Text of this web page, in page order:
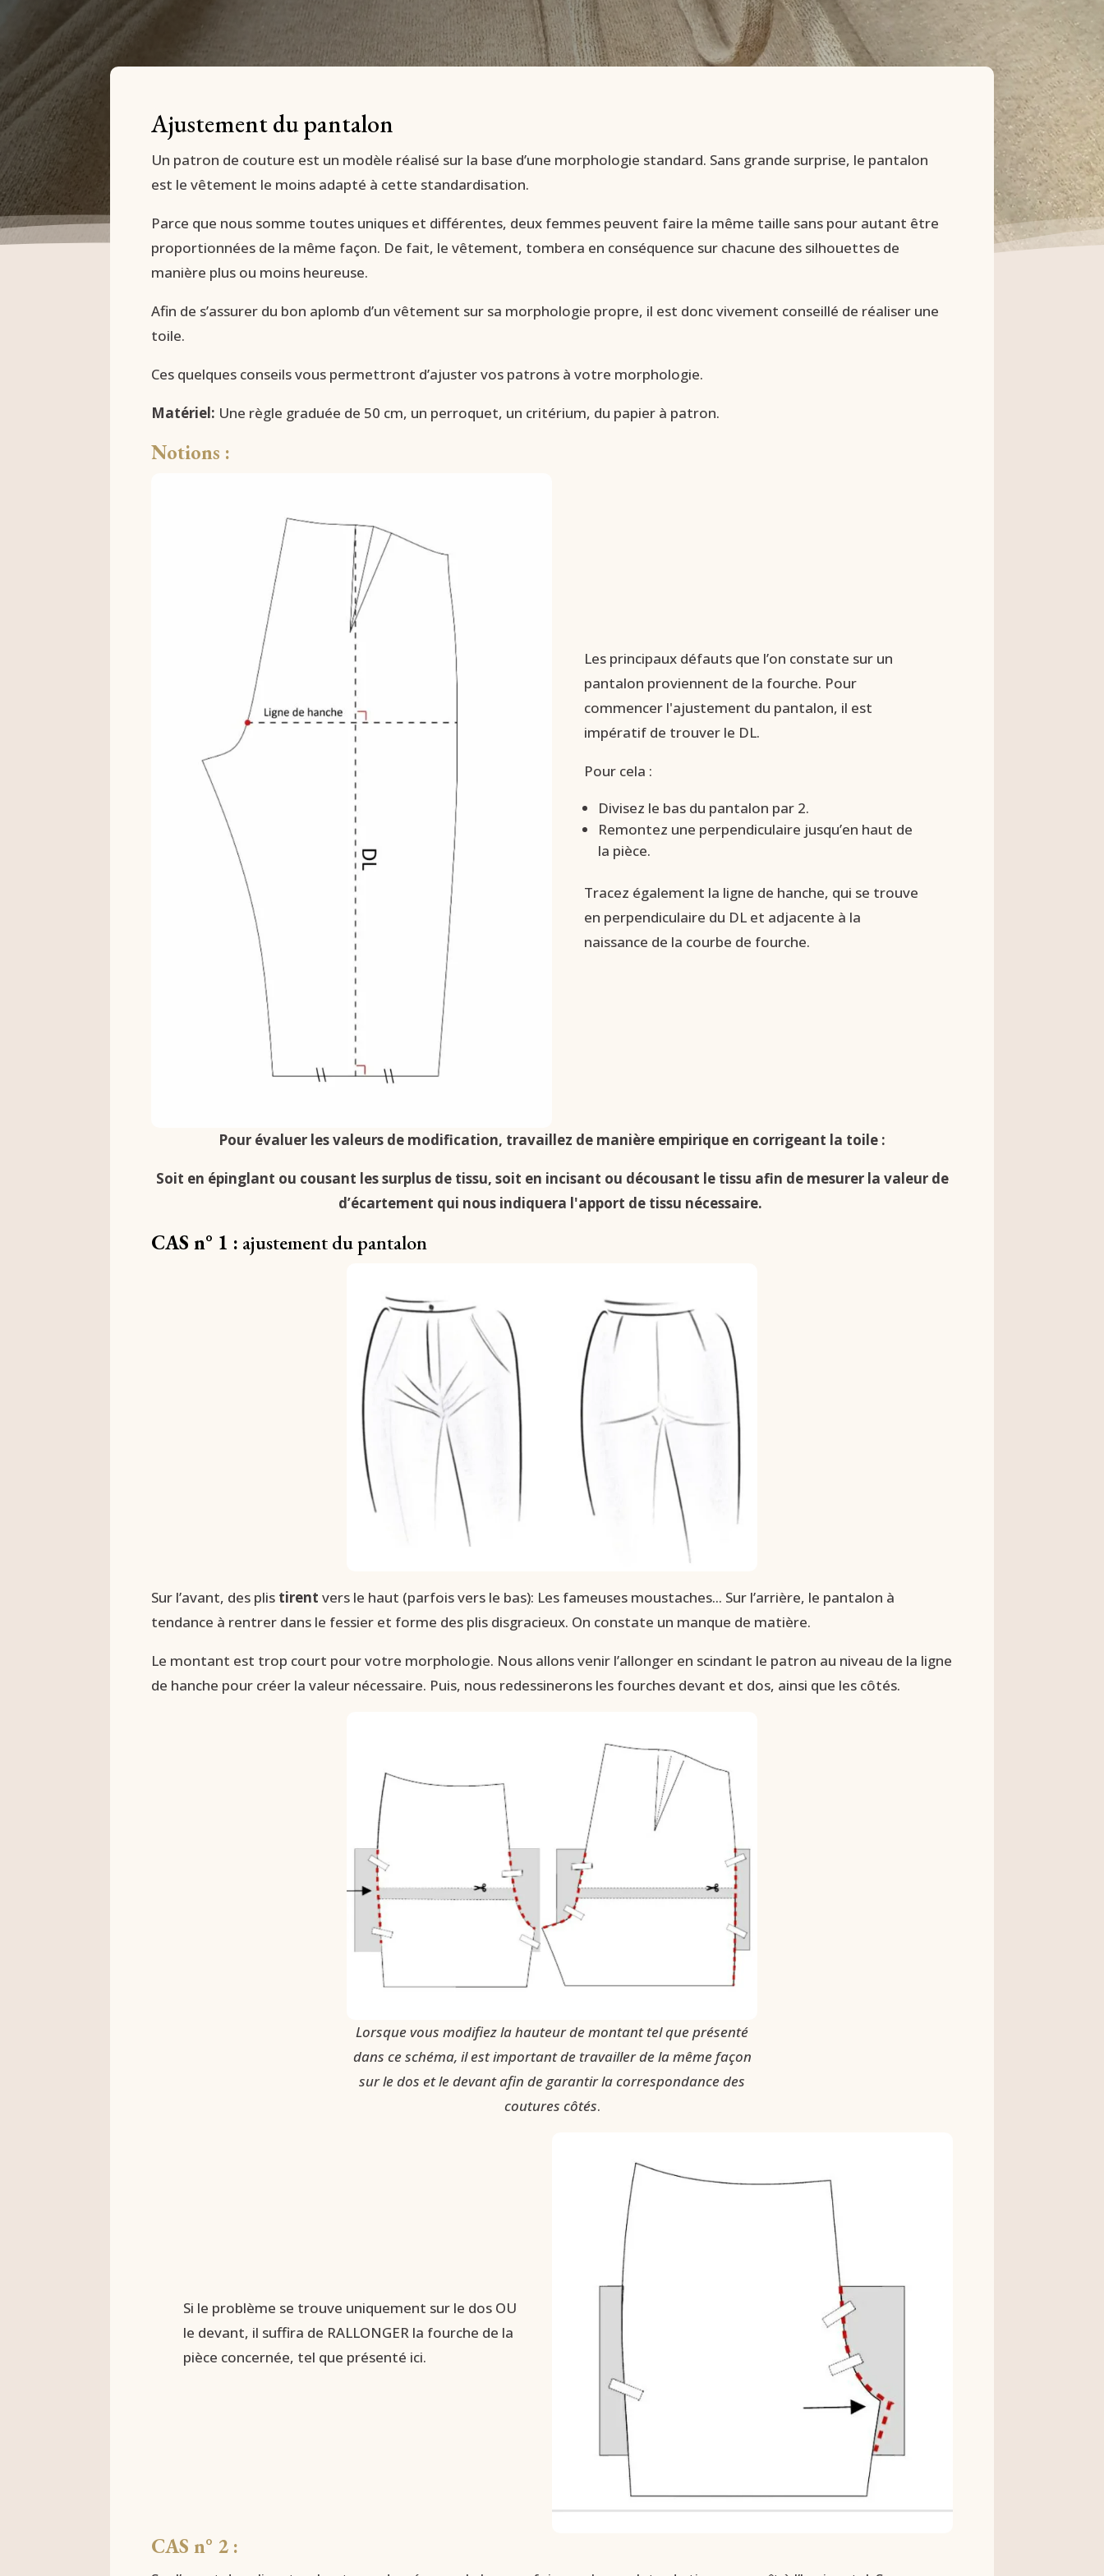
Ajustement du pantalon
Un patron de couture est un modèle réalisé sur la base d’une morphologie standard. Sans grande surprise, le pantalon
est le vêtement le moins adapté à cette standardisation.
Parce que nous somme toutes uniques et différentes, deux femmes peuvent faire la même taille sans pour autant être
proportionnées de la même façon. De fait, le vêtement, tombera en conséquence sur chacune des silhouettes de
manière plus ou moins heureuse.
Afin de s’assurer du bon aplomb d’un vêtement sur sa morphologie propre, il est donc vivement conseillé de réaliser une
toile.
Ces quelques conseils vous permettront d’ajuster vos patrons à votre morphologie.
Matériel: Une règle graduée de 50 cm, un perroquet, un critérium, du papier à patron.
Notions :
Les principaux défauts que l’on constate sur un
pantalon proviennent de la fourche. Pour
commencer l'ajustement du pantalon, il est
impératif de trouver le DL.
Pour cela :
Divisez le bas du pantalon par 2.
Remontez une perpendiculaire jusqu’en haut de
la pièce.
Tracez également la ligne de hanche, qui se trouve
en perpendiculaire du DL et adjacente à la
naissance de la courbe de fourche.
Pour évaluer les valeurs de modification, travaillez de manière empirique en corrigeant la toile :
Soit en épinglant ou cousant les surplus de tissu, soit en incisant ou décousant le tissu afin de mesurer la valeur de
d’écartement qui nous indiquera l'apport de tissu nécessaire.
CAS n° 1 : ajustement du pantalon
Sur l’avant, des plis tirent vers le haut (parfois vers le bas): Les fameuses moustaches... Sur l’arrière, le pantalon à
tendance à rentrer dans le fessier et forme des plis disgracieux. On constate un manque de matière.
Le montant est trop court pour votre morphologie. Nous allons venir l’allonger en scindant le patron au niveau de la ligne
de hanche pour créer la valeur nécessaire. Puis, nous redessinerons les fourches devant et dos, ainsi que les côtés.
Lorsque vous modifiez la hauteur de montant tel que présenté
dans ce schéma, il est important de travailler de la même façon
sur le dos et le devant afin de garantir la correspondance des
coutures côtés.
Si le problème se trouve uniquement sur le dos OU
le devant, il suffira de RALLONGER la fourche de la
pièce concernée, tel que présenté ici.
CAS n° 2 :